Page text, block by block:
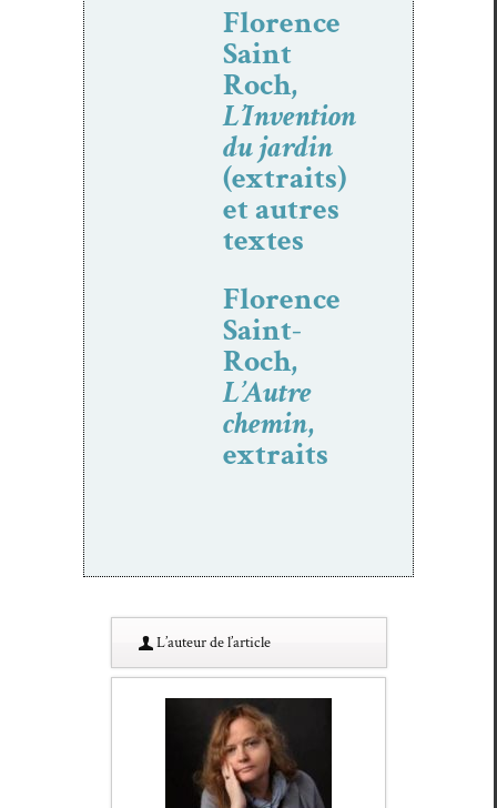
Florence
Saint
Roch,
L’Invention
du jardin
(extraits)
et autres
textes
Florence
Saint-
Roch,
L’Autre
chemin,
extraits
L’au­teur de l’article